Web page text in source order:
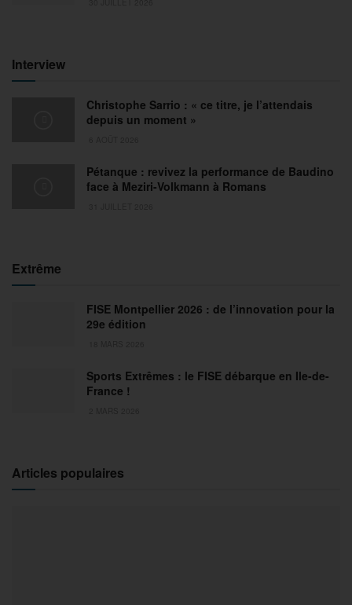
Interview
Christophe Sarrio : « ce titre, je l’attendais
depuis un moment »
Pétanque : revivez la performance de Baudino
face à Meziri-Volkmann à Romans
Extrême
FISE Montpellier 2026 : de l’innovation pour la
29e édition
Sports Extrêmes : le FISE débarque en Ile-de-
France !
Articles populaires